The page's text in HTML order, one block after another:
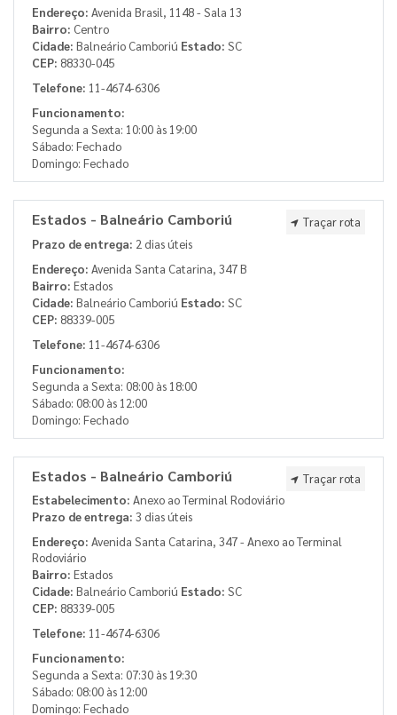
Endereço: Avenida Brasil, 1148 - Sala 13
Bairro: Centro
Cidade: Balneário Camboriú Estado: SC
CEP: 88330-045
Telefone: 11-4674-6306
Funcionamento:
Segunda a Sexta: 10:00 às 19:00
Sábado: Fechado
Domingo: Fechado
Traçar rota
Estados - Balneário Camboriú
Prazo de entrega: 2 dias úteis
Endereço: Avenida Santa Catarina, 347 B
Bairro: Estados
Cidade: Balneário Camboriú Estado: SC
CEP: 88339-005
Telefone: 11-4674-6306
Funcionamento:
Segunda a Sexta: 08:00 às 18:00
Sábado: 08:00 às 12:00
Domingo: Fechado
Traçar rota
Estados - Balneário Camboriú
Estabelecimento: Anexo ao Terminal Rodoviário
Prazo de entrega: 3 dias úteis
Endereço: Avenida Santa Catarina, 347 - Anexo ao Terminal
Rodoviário
Bairro: Estados
Cidade: Balneário Camboriú Estado: SC
CEP: 88339-005
Telefone: 11-4674-6306
Funcionamento:
Segunda a Sexta: 07:30 às 19:30
Sábado: 08:00 às 12:00
Domingo: Fechado